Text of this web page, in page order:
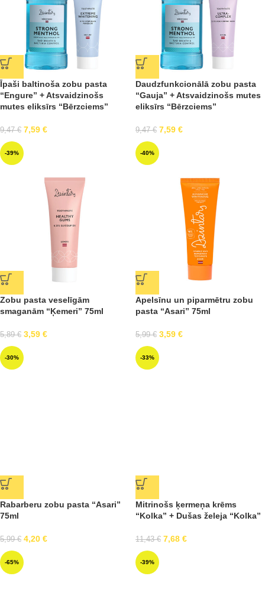
Īpaši baltinoša zobu pasta
“Engure” + Atsvaidzinošs
mutes eliksīrs “Bērzciems”
9,47€ 7,59 €
Daudzfunkcionālā zobu pasta
“Gauja” + Atsvaidzinošs mutes
eliksīrs “Bērzciems”
9,47€ 7,59 €
-39%
Zobu pasta veselīgām
smaganām “Ķemeri” 75ml
5,89€ 3,59 €
-40%
Apelsīnu un piparmētru zobu
pasta “Asari” 75ml
5,99€ 3,59 €
-30%
Rabarberu zobu pasta “Asari”
75ml
5,99€ 4,20 €
-33%
Mitrinošs ķermeņa krēms
“Kolka” + Dušas želeja “Kolka”
11,43€ 7,68 €
-65% -39%